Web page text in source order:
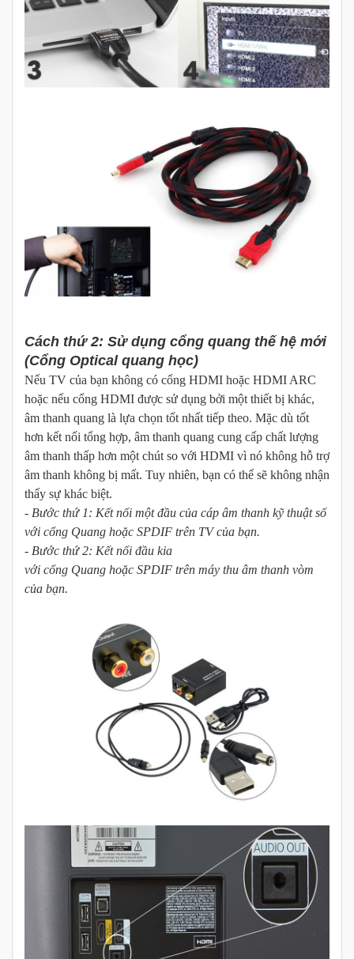
Cách thứ 2: Sử dụng cổng quang thế hệ mới
(Cổng Optical quang học)
Nếu TV của bạn không có cổng HDMI hoặc HDMI ARC
hoặc nếu cổng HDMI được sử dụng bởi một thiết bị khác,
âm thanh quang là lựa chọn tốt nhất tiếp theo. Mặc dù tốt
hơn kết nối tổng hợp, âm thanh quang cung cấp chất lượng
âm thanh thấp hơn một chút so với HDMI vì nó không hỗ trợ
âm thanh không bị mất. Tuy nhiên, bạn có thể sẽ không nhận
thấy sự khác biệt.
- Bước thứ 1: Kết nối một đầu của cáp âm thanh kỹ thuật số
với cổng Quang hoặc SPDIF trên TV của bạn.
- Bước thứ 2: Kết nối đầu kia
với cổng Quang hoặc SPDIF trên máy thu âm thanh vòm
của bạn.